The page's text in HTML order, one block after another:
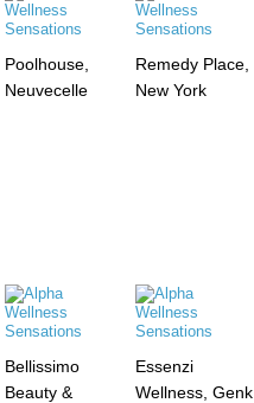
Poolhouse,
Neuvecelle
Remedy Place,
New York
Bellissimo
Beauty &
Essenzi
Wellness, Genk